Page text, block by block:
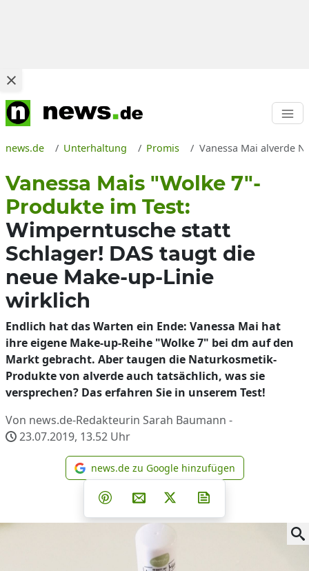
news.de Unterhaltung Promis Vanessa Mai alverde
Vanessa Mais "Wolke 7"-
Produkte im Test:
Wimperntusche statt
Schlager! DAS taugt die
neue Make-up-Linie
wirklich
Endlich hat das Warten ein Ende: Vanessa Mai hat
ihre eigene Make-up-Reihe "Wolke 7" bei dm auf den
Markt gebracht. Aber taugen die Naturkosmetik-
Produkte von alverde auch tatsächlich, was sie
versprechen? Das erfahren Sie in unserem Test!
Von news.de-Redakteurin Sarah Baumann -
23.07.2019, 13.52 Uhr
news.de zu Google
news.de zu Google hinzufügen
Teilen auf Facebook
Teilen auf Whatsapp
Teilen auf Telegram
Teilen auf Pinterest
Per E-Mail teilen
Post auf X